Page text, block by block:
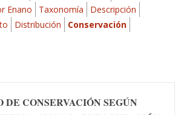
Enano
Taxonomía
Descripción
Distribución
Conservación
DE CONSERVACIÓN SEGÚN